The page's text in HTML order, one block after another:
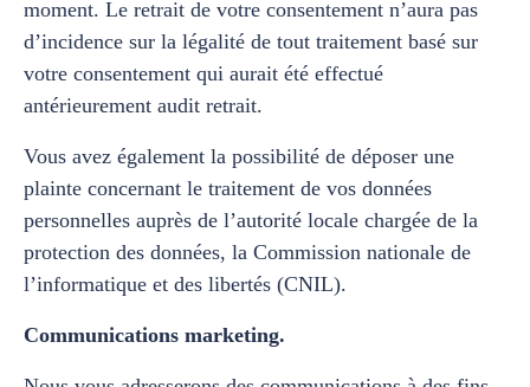
moment. Le retrait de votre consentement n’aura pas
d’incidence sur la légalité de tout traitement basé sur
votre consentement qui aurait été effectué
antérieurement audit retrait.
Vous avez également la possibilité de déposer une
plainte concernant le traitement de vos données
personnelles auprès de l’autorité locale chargée de la
protection des données, la Commission nationale de
l’informatique et des libertés (CNIL).
Communications marketing.